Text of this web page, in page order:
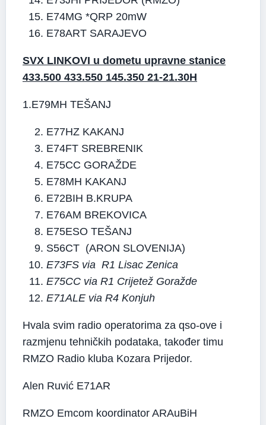
E74MG *QRP 20mW
E78ART SARAJEVO
SVX LINKOVI u dometu upravne stanice
433.500 433.550 145.350 21-21.30H
1.E79MH TEŠANJ
E77HZ KAKANJ
E74FT SREBRENIK
E75CC GORAŽDE
E78MH KAKANJ
E72BIH B.KRUPA
E76AM BREKOVICA
E75ESO TEŠANJ
S56CT (ARON SLOVENIJA)
E73FS via R1 Lisac Zenica
E75CC via R1 Crijetež Goražde
E71ALE via R4 Konjuh
Hvala svim radio operatorima za qso-ove i
razmjenu tehničkih podataka, također timu
RMZO Radio kluba Kozara Prijedor.
Alen Ruvić E71AR
RMZO Emcom koordinator ARAuBiH